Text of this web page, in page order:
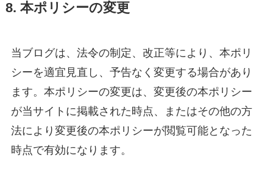
8. 本ポリシーの変更
当ブログは、法令の制定、改正等により、本ポリ
シーを適宜見直し、予告なく変更する場合があり
ます。本ポリシーの変更は、変更後の本ポリシー
が当サイトに掲載された時点、またはその他の方
法により変更後の本ポリシーが閲覧可能となった
時点で有効になります。